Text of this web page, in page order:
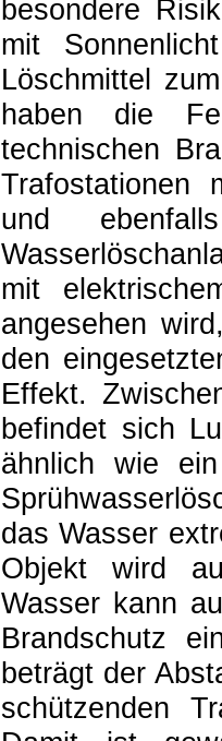
besondere
mit
Löschmittel
haben die
technischen
Trafostationen
und
mit
angesehen
den
Effekt.
befindet sich
ähnlich wie
das Wasser
Objekt wird
Wasser kann
Brandschutz
beträgt der
schützenden